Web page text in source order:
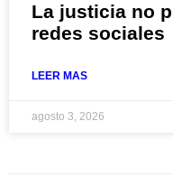
La justicia no
redes sociales
LEER MAS
agosto 3, 2026